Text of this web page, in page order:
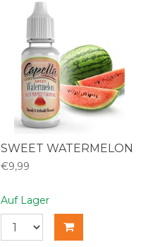
SWEET WATERMELON
€9,99
Auf Lager